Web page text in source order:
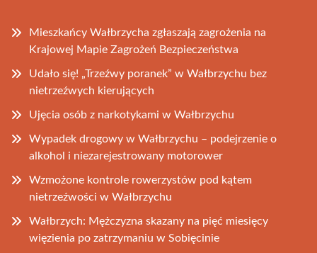
Mieszkańcy Wałbrzycha zgłaszają zagrożenia na
Krajowej Mapie Zagrożeń Bezpieczeństwa
Udało się! „Trzeźwy poranek” w Wałbrzychu bez
nietrzeźwych kierujących
Ujęcia osób z narkotykami w Wałbrzychu
Wypadek drogowy w Wałbrzychu – podejrzenie o
alkohol i niezarejestrowany motorower
Wzmożone kontrole rowerzystów pod kątem
nietrzeźwości w Wałbrzychu
Wałbrzych: Mężczyzna skazany na pięć miesięcy
więzienia po zatrzymaniu w Sobięcinie